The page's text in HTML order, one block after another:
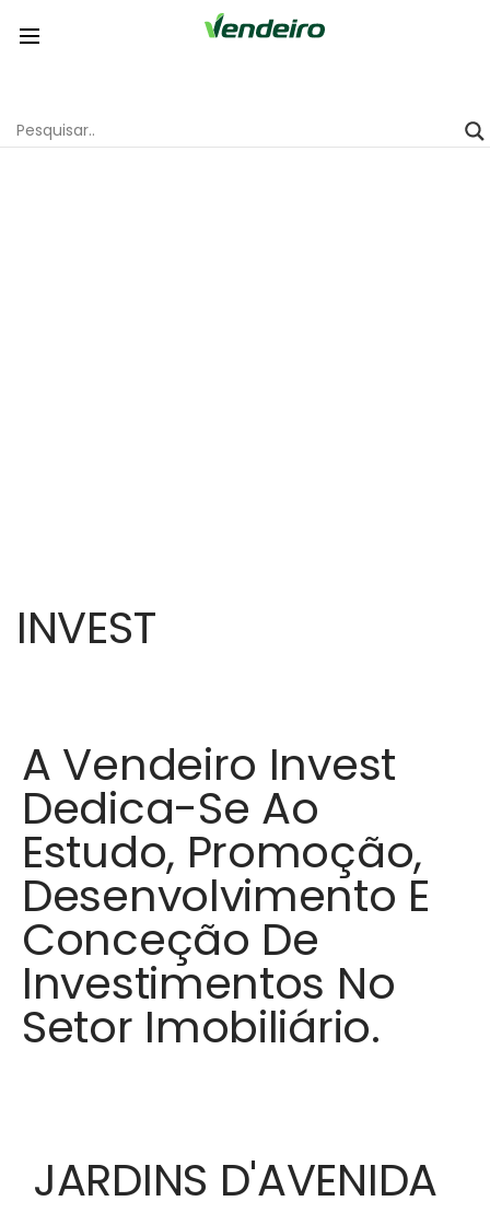
INVEST
A Vendeiro Invest
Dedica-Se Ao
Estudo, Promoção,
Desenvolvimento E
Conceção De
Investimentos No
Setor Imobiliário.
JARDINS D'AVENIDA